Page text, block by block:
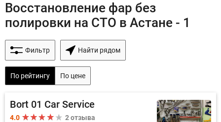
Восстановление фар без
полировки на СТО в Астане - 1
Фильтр Найти рядом
По рейтингу По цене
Bort 01 Car Service
4.0
2 отзыва